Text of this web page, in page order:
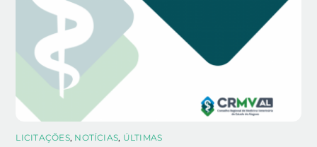
LICITAÇÕES, NOTÍCIAS, ÚLTIMAS